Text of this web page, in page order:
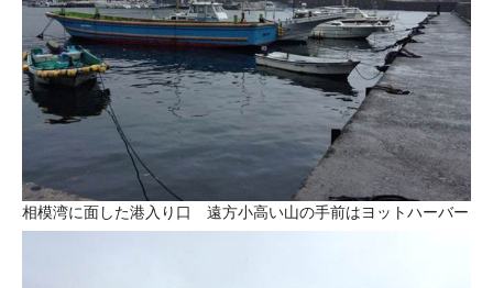
相模湾に面した港入り口 遠方小高い山の手前はヨットハーバー